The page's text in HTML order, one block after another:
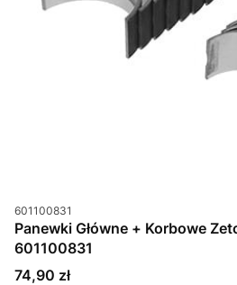
Kod produktu
601100831
Panewki Główne + Korbowe
601100831
Cena
74,90 zł